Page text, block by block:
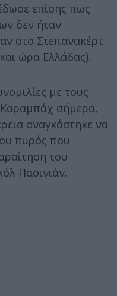
επίσης πως
δεν ήταν
στο Στεπανακέρτ
ώρα Ελλάδας).
με τους
σήμερα,
αναγκάστηκε να
πυρός που
του
Πασινιάν.